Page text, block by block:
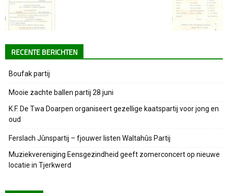
RECENTE BERICHTEN
Boufak partij
Mooie zachte ballen partij 28 juni
K.F. De Twa Doarpen organiseert gezellige kaatspartij voor jong en
oud
Ferslach Jûnspartij – fjouwer listen Waltahûs Partij
Muziekvereniging Eensgezindheid geeft zomerconcert op nieuwe
locatie in Tjerkwerd